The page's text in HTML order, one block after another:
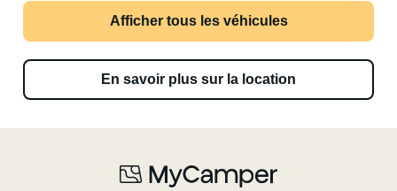
Afficher tous les véhicules
En savoir plus sur la location